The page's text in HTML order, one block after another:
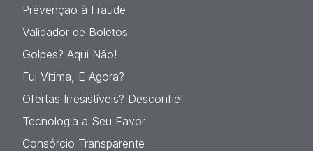
Prevenção à Fraude
Validador de Boletos
Golpes? Aqui Não!
Fui Vítima, E Agora?
Ofertas Irresistíveis? Desconfie!
Tecnologia a Seu Favor
Consórcio Transparente